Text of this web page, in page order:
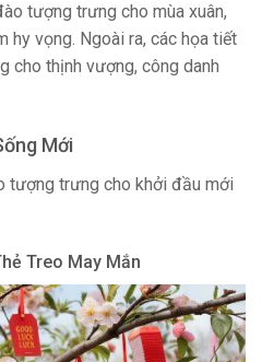
tượng trưng cho mùa xuân,
hy vọng. Ngoài ra, các họa tiết
cho thịnh vượng, công danh
Mới
tượng trưng cho khởi đầu mới
Treo May Mắn